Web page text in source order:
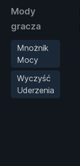
Mody
gracza
Mnożnik
Mocy
Wyczyść
Uderzenia